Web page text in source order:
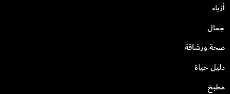
أزياء
جمال
صحة ورشاقة
دليل حياة
مطبخ